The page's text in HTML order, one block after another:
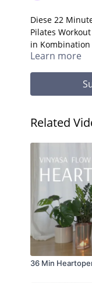
Diese 22
Pilates
in
individuelles
Learn more
Related
36 Min